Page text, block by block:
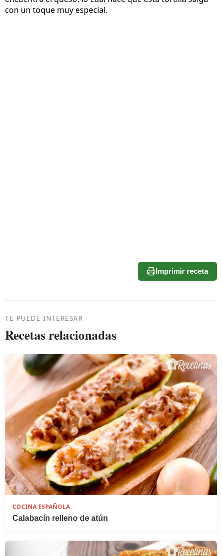
con un toque muy especial.
Imprimir receta
TE PUEDE INTERESAR
Recetas relacionadas
COCINA ESPAÑOLA
Calabacín relleno de atún